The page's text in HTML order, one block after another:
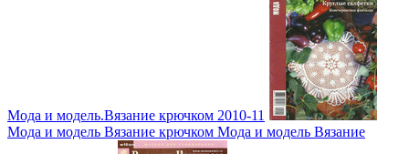
Мода и модель.Вязание крючком 2010-11
Мода и модель Вязание крючком Мода и модель Вязание